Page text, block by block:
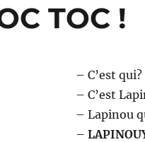
TOC !
– C’est qui?
– C’est
– Lapinou
–